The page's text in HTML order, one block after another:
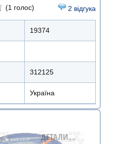
(1 голос) 2 відгука
19374
312125
Україна